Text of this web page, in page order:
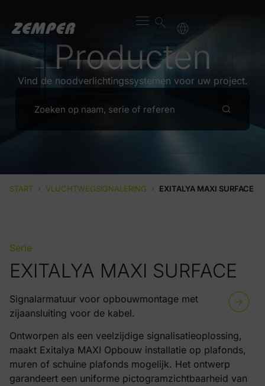
Producten
Vind de noodverlichtingssystemen voor uw project.
START › VLUCHTWEGSIGNALERING › EXITALYA MAXI SURFACE
Serie
EXITALYA MAXI SURFACE
Signalarmatuur voor opbouwmontage met
zijaansluiting voor de kabel.
Ontworpen als een veelzijdige signalisatieoplossing,
maakt Exitalya MAXI Opbouw installatie op plafonds,
muren of schuine plafonds mogelijk. Het ontwerp
garandeert een uniforme pictogramzichtbaarheid van